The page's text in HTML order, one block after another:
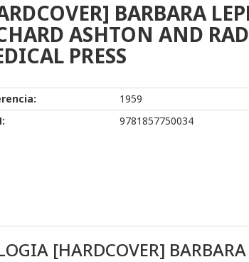
BARBARA
ASHTON AND
PRESS
1959
9781857750034
[HARDCOVER]